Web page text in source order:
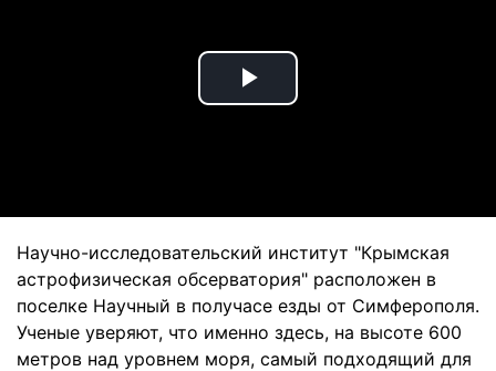
Play
Научно-исследовательский институт "Крымская
астрофизическая обсерватория" расположен в
поселке Научный в получасе езды от Симферополя.
Ученые уверяют, что именно здесь, на высоте 600
метров над уровнем моря, самый подходящий для